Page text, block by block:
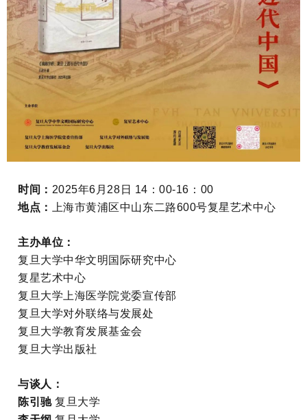
时间： 2025年6月28日 14：00-16：00
地点：
上海市黄浦区中山东二路600号复星艺术中心
主办单位：
复旦大学中华文明国际研究中心
复星艺术中心
复旦大学上海医学院党委宣传部
复旦大学对外联络与发展处
复旦大学教育发展基金会
复旦大学出版社
与谈人：
陈引驰复旦大学